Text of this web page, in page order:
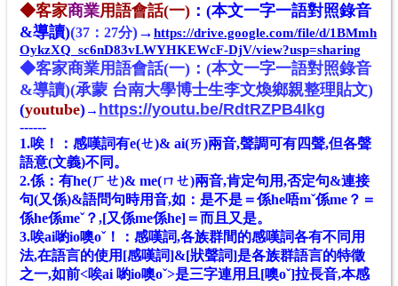
◆客家商業用語會話(一) ： (本文一字一語對照錄音
&導讀)(37 ： 27分)→https://drive.google.com/file/d/1BMmh
OykzXQ_sc6nD83vLWYHKEWcF-DjV/view?usp=sharing
◆客家商業用語會話(一)： (本文一字一語對照錄音
&導讀)(承蒙 台南大學博士生李文煥鄉親整理貼文)
(youtube)→ https://youtu.be/RdtRZPB4Ikg
------
1.唉！：感嘆詞有e(ㄝ)& ai(ㄞ)兩音,聲調可有四聲,但各聲
語意(文義)不同。
2.係：有he(ㄏㄝ)& me(ㄇㄝ)兩音,肯定句用,否定句&連接
句(又係)&語問句時用音,如：是不是＝係he唔mˇ係me？＝
係he係meˇ？,[又係me係he]＝而且又是。
3.唉ai喲io噢oˇ！：感嘆詞,各族群間的感嘆詞各有不同用
法,在語言的使用[感嘆詞]&[狀聲詞]是各族群語言的特徵
之一,如前<唉ai 喲io噢oˇ>是三字連用且[噢oˇ]拉長音,本感